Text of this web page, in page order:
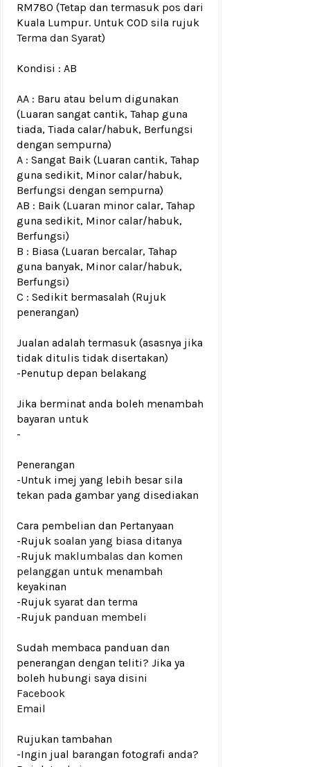
RM780 (Tetap dan termasuk pos dari
Kuala Lumpur. Untuk COD sila rujuk
Terma dan Syarat)
Kondisi : AB
AA : Baru atau belum digunakan
(Luaran sangat cantik, Tahap guna
tiada, Tiada calar/habuk, Berfungsi
dengan sempurna)
A : Sangat Baik (Luaran cantik, Tahap
guna sedikit, Minor calar/habuk,
Berfungsi dengan sempurna)
AB : Baik (Luaran minor calar, Tahap
guna sedikit, Minor calar/habuk,
Berfungsi)
B : Biasa (Luaran bercalar, Tahap
guna banyak, Minor calar/habuk,
Berfungsi)
C : Sedikit bermasalah (Rujuk
penerangan)
Jualan adalah termasuk (asasnya jika
tidak ditulis tidak disertakan)
-Penutup depan belakang
Jika berminat anda boleh menambah
bayaran untuk
-
Penerangan
-Untuk imej yang lebih besar sila
tekan pada gambar yang disediakan
Cara pembelian dan Pertanyaan
-Rujuk soalan yang biasa ditanya
-Rujuk maklumbalas dan komen
pelanggan untuk menambah
keyakinan
-Rujuk syarat dan terma
-Rujuk panduan membeli
Sudah membaca panduan dan
penerangan dengan teliti? Jika ya
boleh hubungi saya disini
Facebook
Email
Rujukan tambahan
-Ingin jual barangan fotografi anda?